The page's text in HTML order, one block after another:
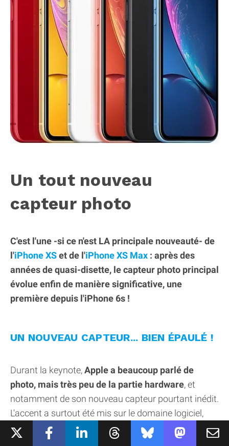
Un tout nouveau
capteur photo
C'est l'une -si ce n'est LA principale nouveauté- de
l'iPhone XSet de l'iPhone XS Max : après des
années de quasi-disette, le capteur photo principal
évolue enfin de manière significative, une
première depuis l'iPhone 6s !
UN NOUVEAU CAPTEUR... BIEN ÉPAULÉ !
Durant la keynote,Apple a beaucoup parlé de
photo, mais très peu de la partie hardware, et
notamment de son nouveau capteur pourtant inédit.
L'accent a surtout été mis sur le domaine logiciel,
épaulé par la puce A12 qui offre un traitement
bien
plus efficace (et plus rapide) lors de la prise de